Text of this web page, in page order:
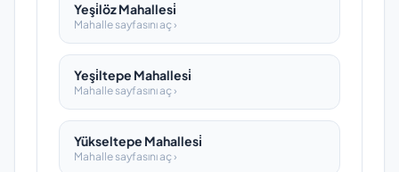
Yeşi̇löz Mahallesi̇
Mahalle sayfasını aç ›
Yeşi̇ltepe Mahallesi̇
Mahalle sayfasını aç ›
Yükseltepe Mahallesi̇
Mahalle sayfasını aç ›